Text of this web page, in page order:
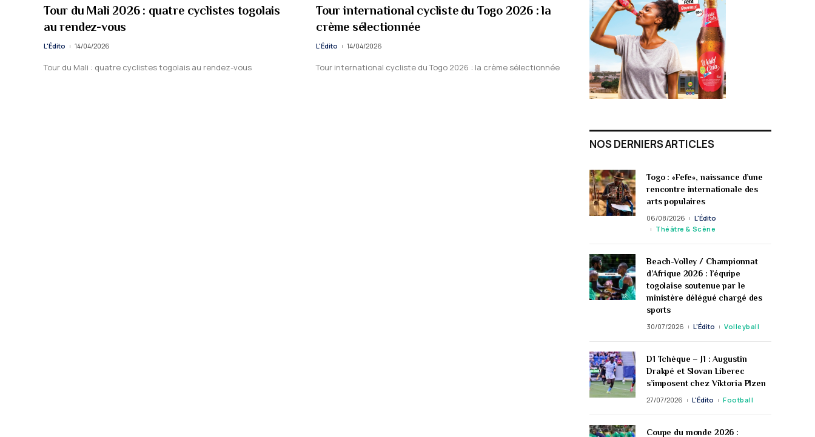
Tour du Mali 2026 : quatre cyclistes togolais
au rendez-vous
L'Édito 14/04/2026
Tour du Mali : quatre cyclistes togolais au rendez-vous
Tour international cycliste du Togo 2026 : la
crème sélectionnée
L'Édito 14/04/2026
Tour international cycliste du Togo 2026 : la crème sélectionnée
NOS DERNIERS ARTICLES
Togo : «Fefe», naissance d’une
rencontre internationale des
arts populaires
06/08/2026
L'Édito
Théâtre & Scène
Beach-Volley / Championnat
d’Afrique 2026 : l’équipe
togolaise soutenue par le
ministère délégué chargé des
sports
30/07/2026 L'Édito Volleyball
D1 Tchèque – J1 : Augustin
Drakpé et Slovan Liberec
s’imposent chez Viktoria Plzen
27/07/2026 L'Édito Football
Coupe du monde 2026 :